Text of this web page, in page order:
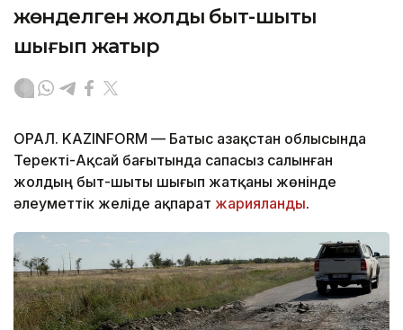
жөнделген жолдың быт-шыты
шығып жатыр
ОРАЛ. KAZINFORM — Батыс Қазақстан облысында
Теректі-Ақсай бағытында сапасыз салынған
жолдың быт-шыты шығып жатқаны жөнінде
әлеуметтік желіде ақпарат жарияланды.